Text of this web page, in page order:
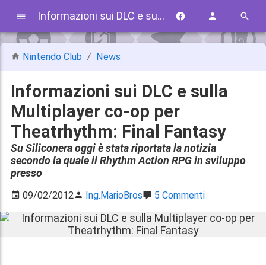
Informazioni sui DLC e sulla Multiplayer co-op per Theatrhythm: Final Fantasy
Nintendo Club News
Informazioni sui DLC e sulla
Multiplayer co-op per
Theatrhythm: Final Fantasy
Su Siliconera oggi è stata riportata la notizia
secondo la quale il Rhythm Action RPG in sviluppo
presso
09/02/2012 Ing.MarioBros 5 Commenti